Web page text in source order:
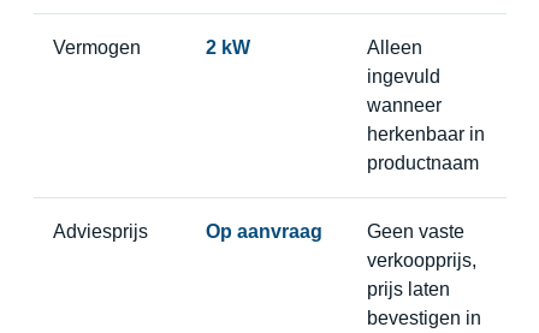
Vermogen 2 kW
Alleen
ingevuld
wanneer
herkenbaar in
productnaam
Adviesprijs Op aanvraag
Geen vaste
verkoopprijs,
prijs laten
bevestigen in